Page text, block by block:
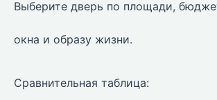
Выберите дверь по площади,
окна и образу жизни.
Сравнительная таблица: